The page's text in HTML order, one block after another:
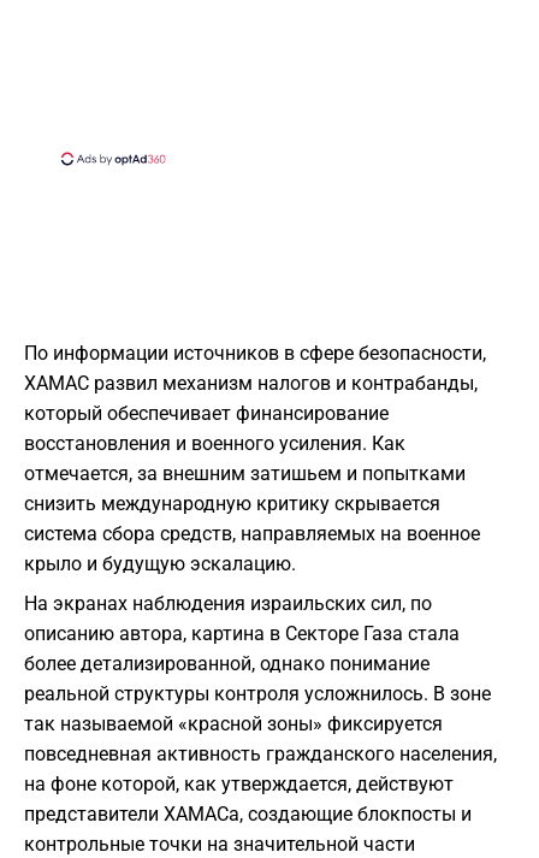
По информации источников в сфере безопасности,
ХАМАС развил механизм налогов и контрабанды,
который обеспечивает финансирование
восстановления и военного усиления. Как
отмечается, за внешним затишьем и попытками
снизить международную критику скрывается
система сбора средств, направляемых на военное
крыло и будущую эскалацию.
На экранах наблюдения израильских сил, по
описанию автора, картина в Секторе Газа стала
более детализированной, однако понимание
реальной структуры контроля усложнилось. В зоне
так называемой «красной зоны» фиксируется
повседневная активность гражданского населения,
на фоне которой, как утверждается, действуют
представители ХАМАСа, создающие блокпосты и
контрольные точки на значительной части